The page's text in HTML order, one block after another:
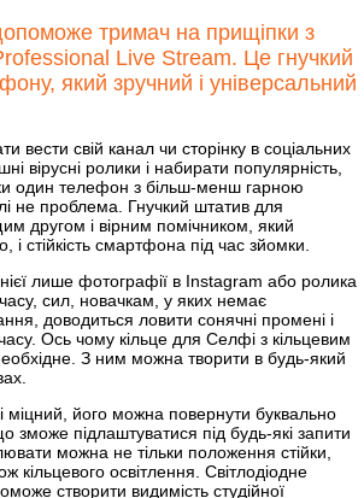
тримач на прищіпки з
Live Stream. Це гнучкий
який зручний і універсальний
вести свій канал чи сторінку в соціальних
вірусні ролики і набирати популярність,
один телефон з більш-менш гарною
не проблема. Гнучкий штатив для
другом і вірним помічником, який
і стійкість смартфона під час зйомки.
лише фотографії в Instagram або ролика
сил, новачкам, у яких немає
доводиться ловити сонячні промені і
Ось чому кільце для Селфі з кільцевим
З ним можна творити в будь-який
міцний, його можна повернути буквально
зможе підлаштуватися під будь-які запити
можна не тільки положення стійки,
кільцевого освітлення. Світлодіодне
створити видимість студійної